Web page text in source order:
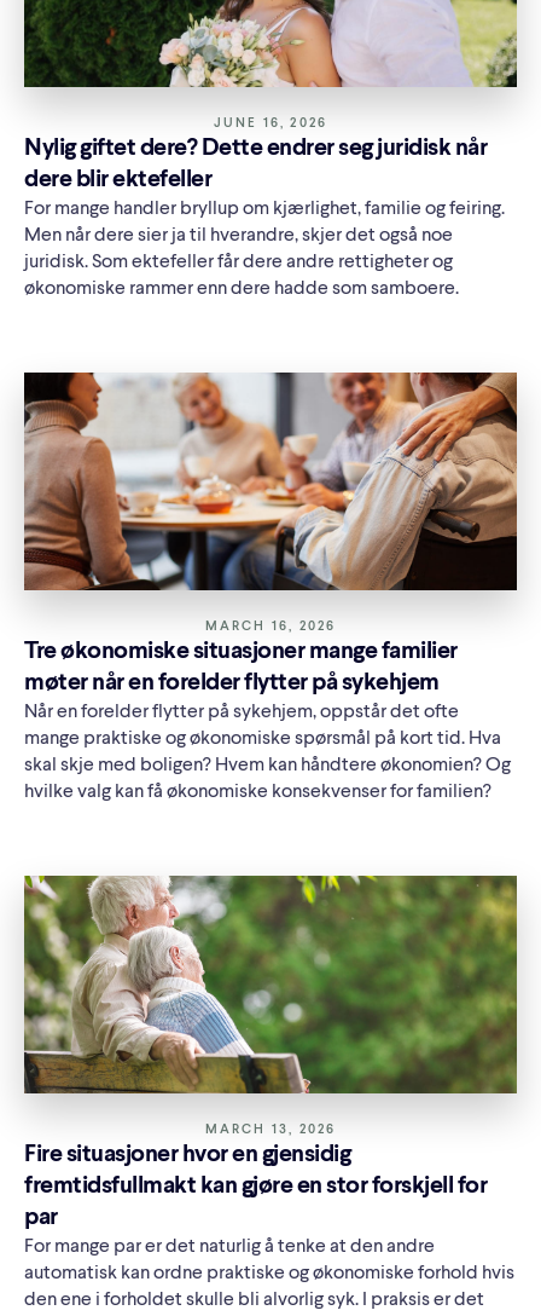
JUNE 16, 2026
Nylig giftet dere? Dette endrer seg juridisk når
dere blir ektefeller
For mange handler bryllup om kjærlighet, familie og feiring.
Men når dere sier ja til hverandre, skjer det også noe
juridisk. Som ektefeller får dere andre rettigheter og
økonomiske rammer enn dere hadde som samboere.
MARCH 16, 2026
Tre økonomiske situasjoner mange familier
møter når en forelder flytter på sykehjem
Når en forelder flytter på sykehjem, oppstår det ofte
mange praktiske og økonomiske spørsmål på kort tid. Hva
skal skje med boligen? Hvem kan håndtere økonomien? Og
hvilke valg kan få økonomiske konsekvenser for familien?
MARCH 13, 2026
Fire situasjoner hvor en gjensidig
fremtidsfullmakt kan gjøre en stor forskjell for
par
For mange par er det naturlig å tenke at den andre
automatisk kan ordne praktiske og økonomiske forhold hvis
den ene i forholdet skulle bli alvorlig syk. I praksis er det